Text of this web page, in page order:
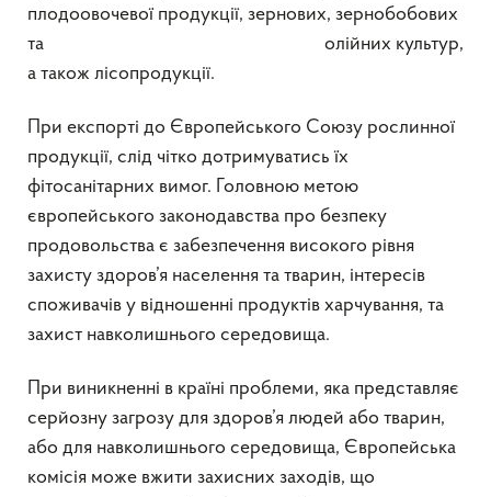
плодоовочевої продукції, зернових, зернобобових
та олійних культур,
а також лісопродукції.
При експорті до Європейського Союзу рослинної
продукції, слід чітко дотримуватись їх
фітосанітарних вимог. Головною метою
європейського законодавства про безпеку
продовольства є забезпечення високого рівня
захисту здоров’я населення та тварин, інтересів
споживачів у відношенні продуктів харчування, та
захист навколишнього середовища.
При виникненні в країні проблеми, яка представляє
серйозну загрозу для здоров’я людей або тварин,
або для навколишнього середовища, Європейська
комісія може вжити захисних заходів, що